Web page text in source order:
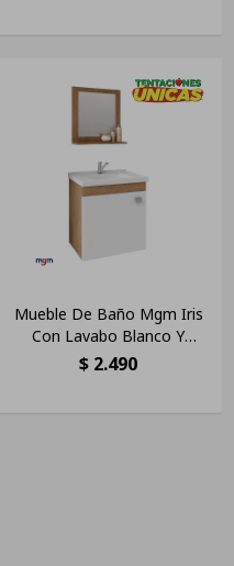
Mueble De Baño Mgm Iris
Con Lavabo Blanco Y
Muebles De Color
$ 2.490